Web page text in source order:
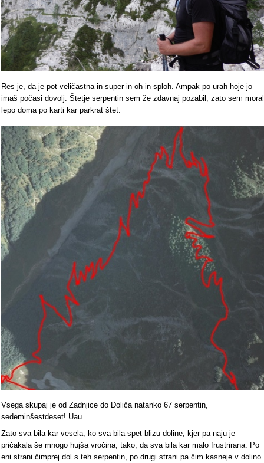
Res je, da je pot veličastna in super in oh in sploh. Ampak po urah hoje jo
imaš počasi dovolj. Štetje serpentin sem že zdavnaj pozabil, zato sem moral
lepo doma po karti kar parkrat štet.
Vsega skupaj je od Zadnjice do Doliča natanko 67 serpentin,
sedeminšestdeset! Uau.
Zato sva bila kar vesela, ko sva bila spet blizu doline, kjer pa naju je
pričakala še mnogo hujša vročina, tako, da sva bila kar malo frustrirana. Po
eni strani čimprej dol s teh serpentin, po drugi strani pa čim kasneje v dolino.